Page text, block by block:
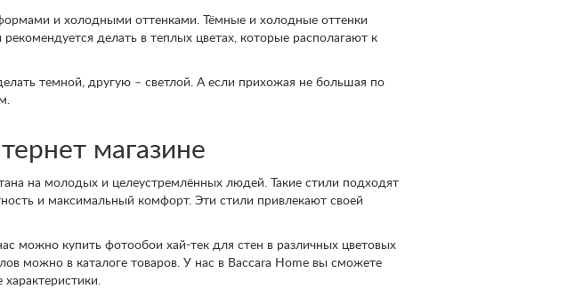
и холодными оттенками. Тёмные и холодные оттенки
делать в теплых цветах, которые располагают к
темной, другую – светлой. А если прихожая не большая по
магазине
на молодых и целеустремлённых людей. Такие стили подходят
и максимальный комфорт. Эти стили привлекают своей
можно купить фотообои хай-тек для стен в различных цветовых
можно в каталоге товаров. У нас в Baccara Home вы сможете
характеристики.